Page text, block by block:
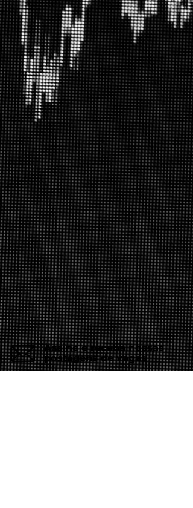
Assine e receba nossas
postagens de vagas